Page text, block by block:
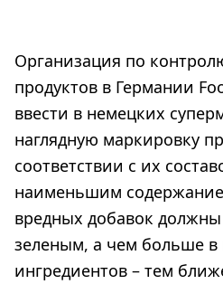
Организация по
продуктов в Германии
ввести в немецких
наглядную маркировку
соответствии с их
наименьшим
вредных добавок
зеленым, а чем больше в
ингредиентов – тем